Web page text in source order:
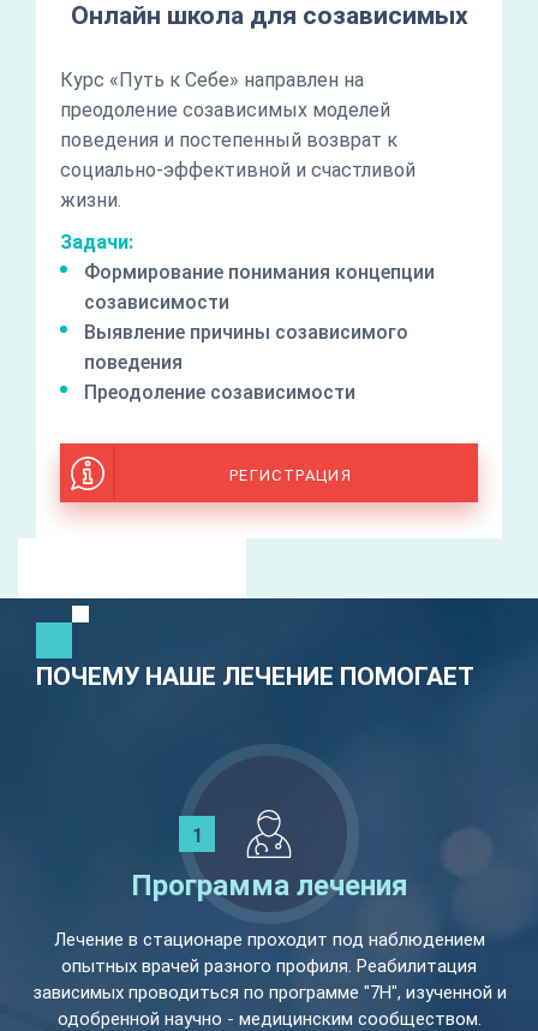
Онлайн школа для созависимых
Курс «Путь к Себе» направлен на
преодоление созависимых моделей
поведения и постепенный возврат к
социально-эффективной и счастливой
жизни.
Задачи:
Формирование понимания концепции
созависимости
Выявление причины созависимого
поведения
Преодоление созависимости
РЕГИСТРАЦИЯ
ПОЧЕМУ НАШЕ ЛЕЧЕНИЕ ПОМОГАЕТ
Программа лечения
Лечение в стационаре проходит под наблюдением
опытных врачей разного профиля. Реабилитация
зависимых проводиться по программе "7Н", изученной и
одобренной научно - медицинским сообществом.